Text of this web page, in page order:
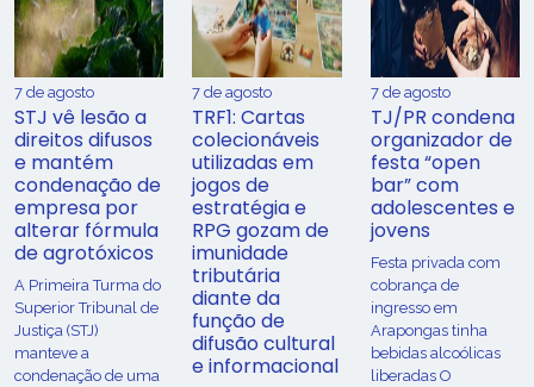
7 de agosto
STJ vê lesão a
direitos difusos
e mantém
condenação de
empresa por
alterar fórmula
de agrotóxicos
​A Primeira Turma do
Superior Tribunal de
Justiça (STJ)
manteve a
condenação de uma
7 de agosto
TRF1: Cartas
colecionáveis
utilizadas em
jogos de
estratégia e
RPG gozam de
imunidade
tributária
diante da
função de
difusão cultural
e informacional
7 de agosto
TJ/PR condena
organizador de
festa “open
bar” com
adolescentes e
jovens
Festa privada com
cobrança de
ingresso em
Arapongas tinha
bebidas alcoólicas
liberadas O